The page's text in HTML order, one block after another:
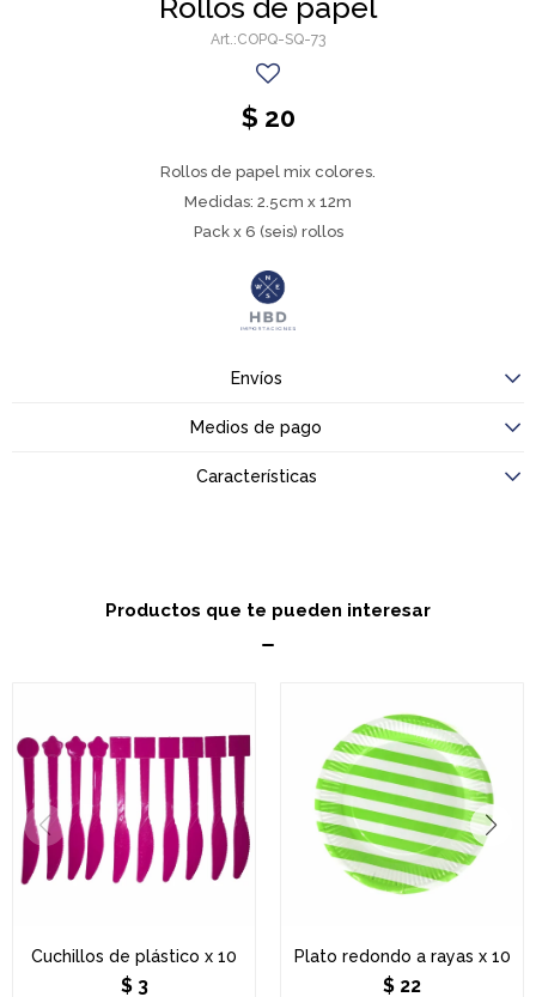
Rollos de papel
COPQ-SQ-73
$ 20
Rollos de papel mix colores.
Medidas: 2.5cm x 12m
Pack x 6 (seis) rollos
Envíos
Medios de pago
Características
Productos que te pueden interesar
Cuchillos de plástico x 10
$ 3
Plato redondo a rayas x 10
$ 22